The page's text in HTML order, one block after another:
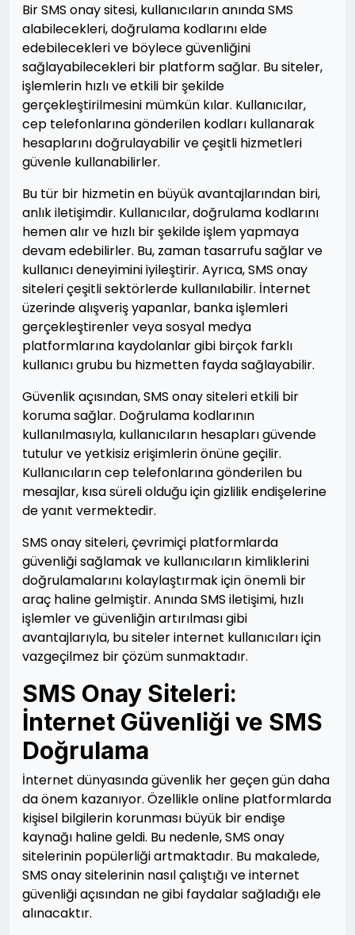
Bir SMS onay sitesi, kullanıcıların anında SMS
alabilecekleri, doğrulama kodlarını elde
edebilecekleri ve böylece güvenliğini
sağlayabilecekleri bir platform sağlar. Bu siteler,
işlemlerin hızlı ve etkili bir şekilde
gerçekleştirilmesini mümkün kılar. Kullanıcılar,
cep telefonlarına gönderilen kodları kullanarak
hesaplarını doğrulayabilir ve çeşitli hizmetleri
güvenle kullanabilirler.
Bu tür bir hizmetin en büyük avantajlarından biri,
anlık iletişimdir. Kullanıcılar, doğrulama kodlarını
hemen alır ve hızlı bir şekilde işlem yapmaya
devam edebilirler. Bu, zaman tasarrufu sağlar ve
kullanıcı deneyimini iyileştirir. Ayrıca, SMS onay
siteleri çeşitli sektörlerde kullanılabilir. İnternet
üzerinde alışveriş yapanlar, banka işlemleri
gerçekleştirenler veya sosyal medya
platformlarına kaydolanlar gibi birçok farklı
kullanıcı grubu bu hizmetten fayda sağlayabilir.
Güvenlik açısından, SMS onay siteleri etkili bir
koruma sağlar. Doğrulama kodlarının
kullanılmasıyla, kullanıcıların hesapları güvende
tutulur ve yetkisiz erişimlerin önüne geçilir.
Kullanıcıların cep telefonlarına gönderilen bu
mesajlar, kısa süreli olduğu için gizlilik endişelerine
de yanıt vermektedir.
SMS onay siteleri, çevrimiçi platformlarda
güvenliği sağlamak ve kullanıcıların kimliklerini
doğrulamalarını kolaylaştırmak için önemli bir
araç haline gelmiştir. Anında SMS iletişimi, hızlı
işlemler ve güvenliğin artırılması gibi
avantajlarıyla, bu siteler internet kullanıcıları için
vazgeçilmez bir çözüm sunmaktadır.
SMS Onay Siteleri:
İnternet Güvenliği ve SMS
Doğrulama
İnternet dünyasında güvenlik her geçen gün daha
da önem kazanıyor. Özellikle online platformlarda
kişisel bilgilerin korunması büyük bir endişe
kaynağı haline geldi. Bu nedenle, SMS onay
sitelerinin popülerliği artmaktadır. Bu makalede,
SMS onay sitelerinin nasıl çalıştığı ve internet
güvenliği açısından ne gibi faydalar sağladığı ele
alınacaktır.